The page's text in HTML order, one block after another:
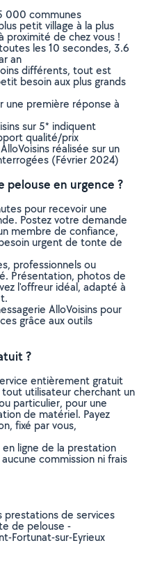
000 communes
petit village à la plus
proximité de chez vous !
les 10 secondes, 3.6
an
différents, tout est
besoin aux plus grands
une première réponse à
sur 5* indiquent
qualité/prix
réalisée sur un
(Février 2024)
pelouse en urgence ?
pour recevoir une
Postez votre demande
membre de confiance,
urgent de tonte de
professionnels ou
Présentation, photos de
l'offreur idéal, adapté à
AlloVoisins pour
grâce aux outils
?
entièrement gratuit
utilisateur cherchant un
particulier, pour une
de matériel. Payez
fixé par vous,
ligne de la prestation
commission ni frais
prestations de services
de pelouse -
Fortunat-sur-Eyrieux